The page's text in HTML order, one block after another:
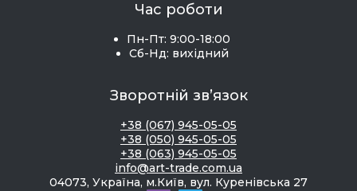
Час роботи
Пн-Пт: 9:00-18:00
Сб-Нд: вихідний
Зворотній зв’язок
+38 (067) 945-05-05
+38 (050) 945-05-05
+38 (063) 945-05-05
info@art-trade.com.ua
04073, Україна, м.Київ, вул. Куренівська 27